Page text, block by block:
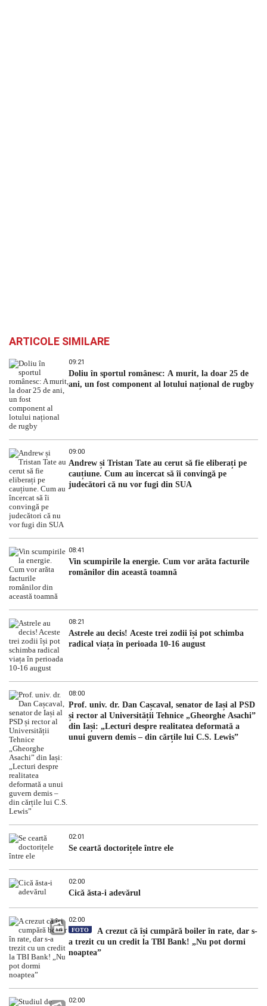
ARTICOLE SIMILARE
09:21
Doliu în sportul românesc: A murit, la doar 25 de
ani, un fost component al lotului național de rugby
09:00
Andrew și Tristan Tate au cerut să fie eliberați pe
cauțiune. Cum au încercat să îi convingă pe
judecători că nu vor fugi din SUA
08:41
Vin scumpirile la energie. Cum vor arăta facturile
românilor din această toamnă
08:21
Astrele au decis! Aceste trei zodii își pot schimba
radical viața în perioada 10-16 august
08:00
Prof. univ. dr. Dan Cașcaval, senator de Iași al PSD
și rector al Universității Tehnice „Gheorghe Asachi”
din Iași: „Lecturi despre realitatea deformată a
unui guvern demis – din cărțile lui C.S. Lewis”
02:01
Se ceartă doctorițele între ele
02:00
Cică ăsta-i adevărul
02:00
FOTO
A crezut că își cumpără boiler în rate, dar s-
a trezit cu un credit la TBI Bank! „Nu pot dormi
noaptea”
02:00